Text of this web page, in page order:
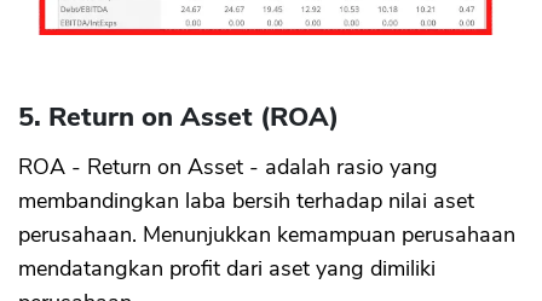
5. Return on Asset (ROA)
ROA - Return on Asset - adalah rasio yang
membandingkan laba bersih terhadap nilai aset
perusahaan. Menunjukkan kemampuan perusahaan
mendatangkan profit dari aset yang dimiliki